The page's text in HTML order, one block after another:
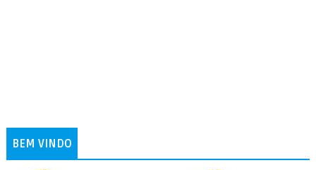
BEM VINDO